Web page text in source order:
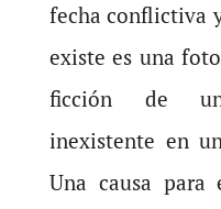
fecha conflictiva
existe es una
ficción de
inexistente en
Una causa para